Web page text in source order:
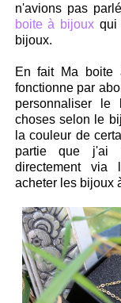
n'avions pas
boite à bijoux qui
bijoux.
En fait Ma boite
fonctionne par
personnaliser le
choses selon le
la couleur de
partie que j'ai
directement via
acheter les bijoux